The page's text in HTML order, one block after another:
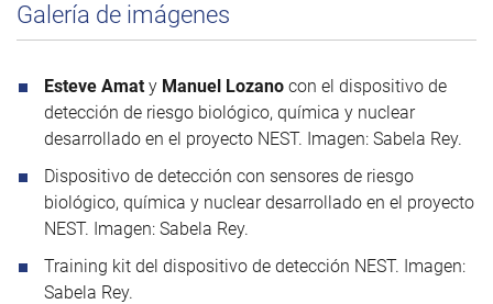
Galería de imágenes
Esteve Amat y Manuel Lozano con el dispositivo de
detección de riesgo biológico, química y nuclear
desarrollado en el proyecto NEST. Imagen: Sabela Rey.
Dispositivo de detección con sensores de riesgo
biológico, química y nuclear desarrollado en el proyecto
NEST. Imagen: Sabela Rey.
Training kit del dispositivo de detección NEST. Imagen:
Sabela Rey.